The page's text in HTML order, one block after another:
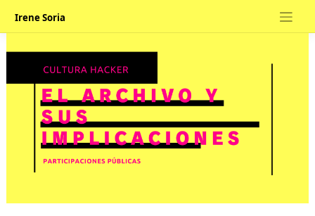
content
Irene Soria